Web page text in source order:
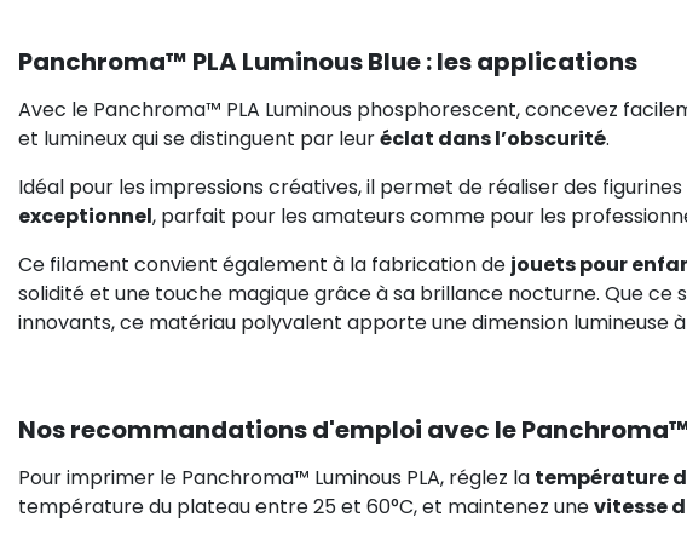
Panchroma™ PLA Luminous Blue : les applications
Avec le Panchroma™ PLA Luminous phosphorescent, concevez
et lumineux qui se distinguent par leuréclat dans l’obscurité.
Idéal pour les impressions créatives, il permet de réaliser des
exceptionnel, parfait pour les amateurs comme pour les
Ce filament convient également à la fabrication de jouets pour
solidité et une touche magique grâce à sa brillance nocturne. Que ce
innovants, ce matériau polyvalent apporte une dimension lumineuse
Nos recommandations d'emploi avec le
Pour imprimer le Panchroma™ Luminous PLA, réglez la température
température du plateau entre 25 et 60°C, et maintenez unevitesse